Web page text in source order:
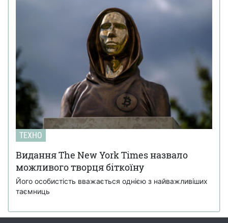
ТЕХНО
Видання The New York Times назвало
можливого творця біткоїну
Його особистість вважається однією з найважливіших
таємниць